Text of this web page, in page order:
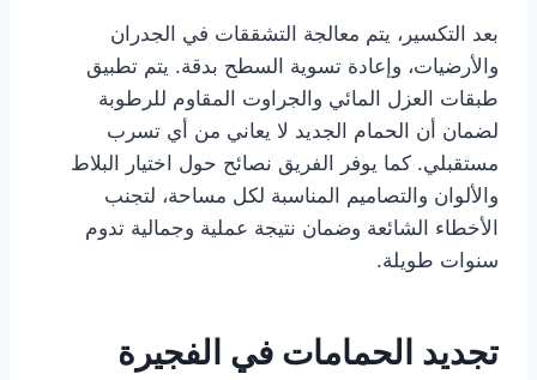
بعد التكسير، يتم معالجة التشققات في الجدران
والأرضيات، وإعادة تسوية السطح بدقة. يتم تطبيق
طبقات العزل المائي والجراوت المقاوم للرطوبة
لضمان أن الحمام الجديد لا يعاني من أي تسرب
مستقبلي. كما يوفر الفريق نصائح حول اختيار البلاط
والألوان والتصاميم المناسبة لكل مساحة، لتجنب
الأخطاء الشائعة وضمان نتيجة عملية وجمالية تدوم
سنوات طويلة.
تجديد الحمامات في الفجيرة